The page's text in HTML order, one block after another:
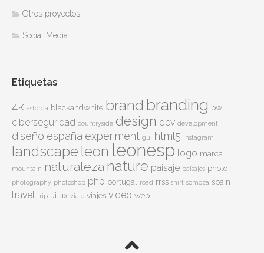
Otros proyectos
Social Media
Etiquetas
4k astorga blackandwhite brand branding bw
ciberseguridad countryside design dev development
diseño españa experiment gui html5 instagram
landscape leon leonesp logo marca
mountain naturaleza nature paisaje paisajes photo
photography photoshop php portugal road rrss shirt somoza spain
travel trip ui ux viaje viajes video web